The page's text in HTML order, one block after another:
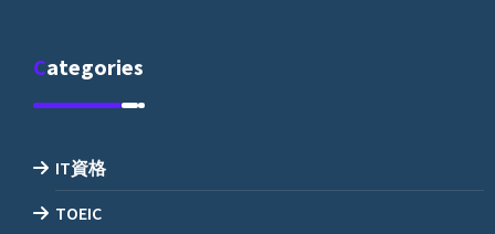
Categories
IT資格
TOEIC